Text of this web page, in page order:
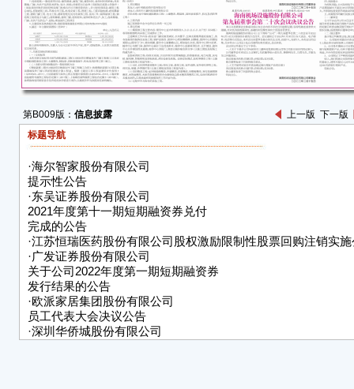
第B009版： 信息披露 上一版 下一版
标题导航
·海尔智家股份有限公司
提示性公告
·东吴证券股份有限公司
2021年度第十一期短期融资券兑付
完成的公告
·江苏恒瑞医药股份有限公司股权激励限制性股票回购注销实施
·广发证券股份有限公司
关于公司2022年度第一期短期融资券
发行结果的公告
·欧派家居集团股份有限公司
员工代表大会决议公告
·深圳华侨城股份有限公司
工的
利益
发展
二、
工持
强制